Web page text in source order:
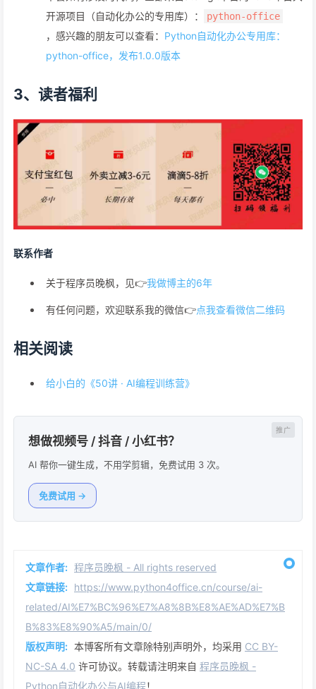
开源项目（自动化办公的专用库）：
python-office
，感兴趣的朋友可以查看： Python自动化办公专用库：
python-office，发布1.0.0版本
3、读者福利
联系作者
关于程序员晚枫，见👉我做博主的6年
有任何问题，欢迎联系我的微信👉点我查看微信二维码
相关阅读
给小白的《50讲 · AI编程训练营》
想做视频号 / 抖音 / 小红书？
AI 帮你一键生成，不用学剪辑，免费试用 3 次。
免费试用 →
文章作者: 程序员晚枫 - All rights reserved
文章链接: https://www.python4office.cn/course/ai-
related/AI%E7%BC%96%E7%A8%8B%E8%AE%AD%E7%B
B%83%E8%90%A5/main/0/
版权声明: 本博客所有文章除特别声明外，均采用 CC BY-
NC-SA 4.0 许可协议。转载请注明来自 程序员晚枫 -
Python自动化办公与AI编程！